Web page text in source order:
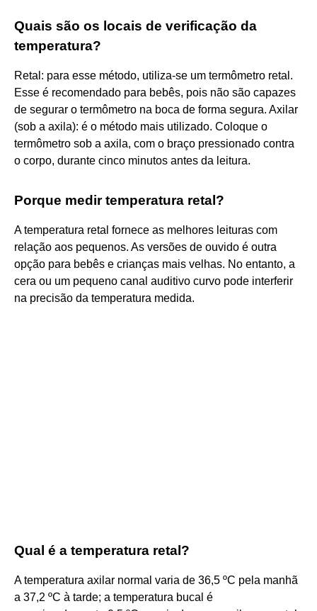
Quais são os locais de verificação da
temperatura?
Retal: para esse método, utiliza-se um termômetro retal.
Esse é recomendado para bebês, pois não são capazes
de segurar o termômetro na boca de forma segura. Axilar
(sob a axila): é o método mais utilizado. Coloque o
termômetro sob a axila, com o braço pressionado contra
o corpo, durante cinco minutos antes da leitura.
Porque medir temperatura retal?
A temperatura retal fornece as melhores leituras com
relação aos pequenos. As versões de ouvido é outra
opção para bebês e crianças mais velhas. No entanto, a
cera ou um pequeno canal auditivo curvo pode interferir
na precisão da temperatura medida.
Qual é a temperatura retal?
A temperatura axilar normal varia de 36,5 ºC pela manhã
a 37,2 ºC à tarde; a temperatura bucal é